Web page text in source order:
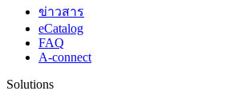
ข่าวสาร
eCatalog
FAQ
A-connect
Solutions